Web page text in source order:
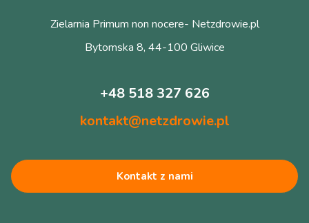
Zielarnia Primum non nocere- Netzdrowie.pl
Bytomska 8, 44-100 Gliwice
+48 518 327 626
kontakt@netzdrowie.pl
Kontakt z nami